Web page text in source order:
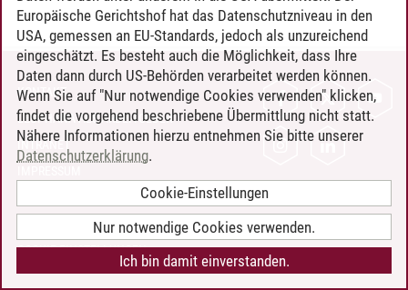
KONTAKT
LEUPHANA ALS ARBEITGEBER
INTRANET
BARRIEREFREIHEIT
COOKIE-EINSTELLUNGEN
Europäische Gerichtshof hat das Datenschutzniveau in den
USA, gemessen an EU-Standards, jedoch als unzureichend
eingeschätzt. Es besteht auch die Möglichkeit, dass Ihre
Daten dann durch US-Behörden verarbeitet werden können.
Wenn Sie auf "Nur notwendige Cookies verwenden" klicken,
findet die vorgehend beschriebene Übermittlung nicht statt.
Nähere Informationen hierzu entnehmen Sie bitte unserer
Datenschutzerklärung.
Cookie-Einstellungen
Nur notwendige Cookies verwenden.
Ich bin damit einverstanden.